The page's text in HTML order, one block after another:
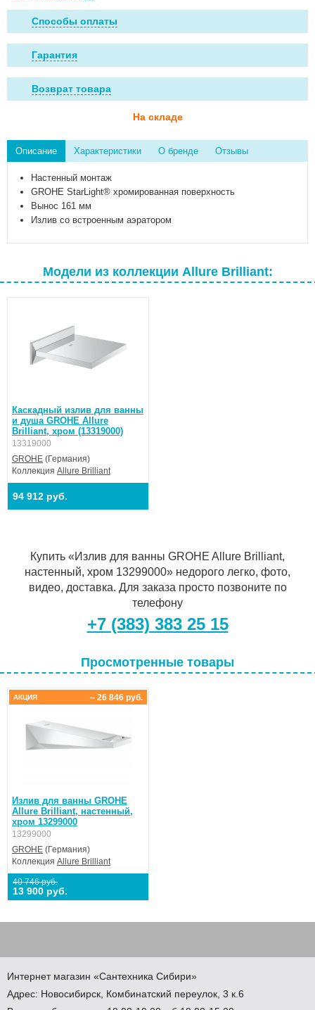
Способы оплаты
Гарантия
Возврат товара
На складе
Описание Характеристики О бренде Отзывы
Настенный монтаж
GROHE StarLight® хромированная поверхность
Вынос 161 мм
Излив со встроенным аэратором
Модели из коллекции Allure Brilliant:
Каскадный излив для ванны
и душа GROHE Allure
Brilliant, хром (13319000)
13319000
GROHE (Германия)
Коллекция Allure Brilliant
94 912 руб.
Купить «Излив для ванны GROHE Allure Brilliant,
настенный, хром 13299000» недорого легко, фото,
видео, доставка. Для заказа просто позвоните по
телефону
+7 (383) 383 25 15
Просмотренные товары
Излив для ванны GROHE
Allure Brilliant, настенный,
хром 13299000
13299000
GROHE (Германия)
Коллекция Allure Brilliant
40 746 руб.
13 900 руб.
– 26 846 руб.
АКЦИЯ
Интернет магазин «Сантехника Сибири»
Адрес: Новосибирск Комбинатский переулок, 3 к.6